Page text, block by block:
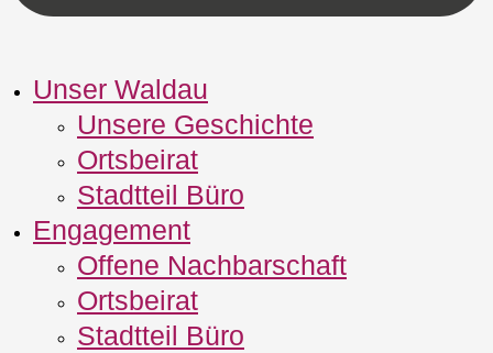
Unser Waldau
Unsere Geschichte
Ortsbeirat
Stadtteil Büro
Engagement
Offene Nachbarschaft
Ortsbeirat
Stadtteil Büro